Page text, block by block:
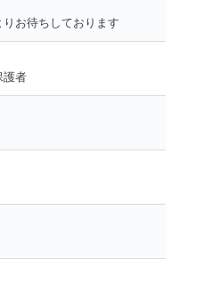
お待ちしております
者